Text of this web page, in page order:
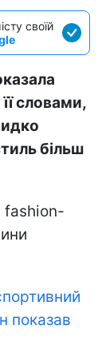
своїй
словами,
більш
fashion-
показав